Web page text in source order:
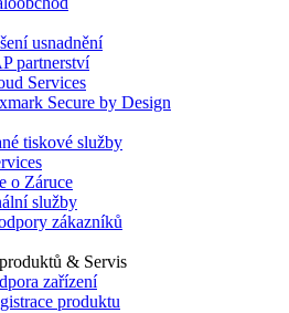
usnadnění
partnerství
Services
Secure by Design
tiskové služby
o Záruce
služby
zákazníků
& Servis
zařízení
produktu